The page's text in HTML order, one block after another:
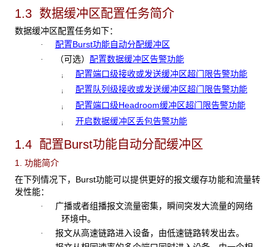
1.3 数据缓冲区配置任务简介
数据缓冲区配置任务如下：
· 配置Burst功能自动分配缓冲区
· （可选） 配置数据缓冲区告警功能
¡ 配置端口级接收或发送缓冲区超门限告警功能
¡ 配置队列级接收或发送缓冲区超门限告警功能
¡ 配置端口级Headroom缓冲区超门限告警功能
¡ 开启数据缓冲区丢包告警功能
1.4 配置Burst功能自动分配缓冲区
1. 功能简介
在下列情况下，Burst功能可以提供更好的报文缓存功能和流量转
发性能：
· 广播或者组播报文流量密集，瞬间突发大流量的网络
环境中。
· 报文从高速链路进入设备，由低速链路转发出去。